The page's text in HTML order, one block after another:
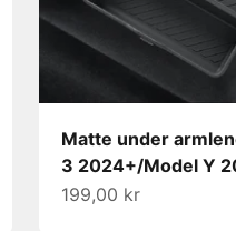
Matte under
3 2024+/Model Y
Salgspris
199,00 kr